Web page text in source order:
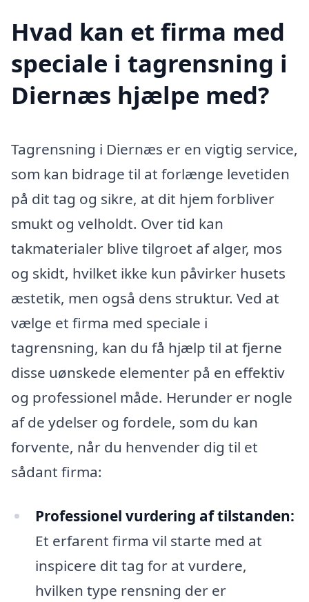
Hvad kan et firma med
speciale i tagrensning i
Diernæs hjælpe med?
Tagrensning i Diernæs er en vigtig service,
som kan bidrage til at forlænge levetiden
på dit tag og sikre, at dit hjem forbliver
smukt og velholdt. Over tid kan
takmaterialer blive tilgroet af alger, mos
og skidt, hvilket ikke kun påvirker husets
æstetik, men også dens struktur. Ved at
vælge et firma med speciale i
tagrensning, kan du få hjælp til at fjerne
disse uønskede elementer på en effektiv
og professionel måde. Herunder er nogle
af de ydelser og fordele, som du kan
forvente, når du henvender dig til et
sådant firma:
Professionel vurdering af tilstanden:
Et erfarent firma vil starte med at
inspicere dit tag for at vurdere,
hvilken type rensning der er